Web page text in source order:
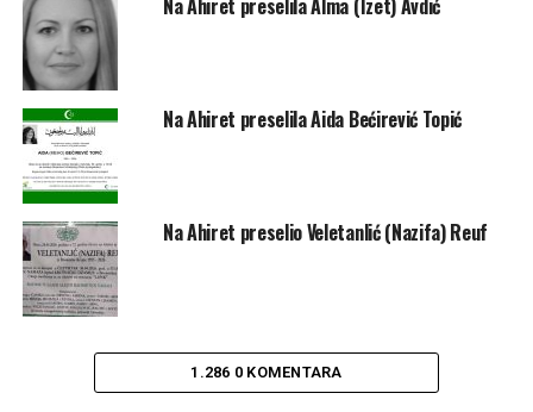
Na Ahiret preselila Aida Bećirević Topić
Na Ahiret preselio Veletanlić (Nazifa) Reuf
1.286 0 KOMENTARA